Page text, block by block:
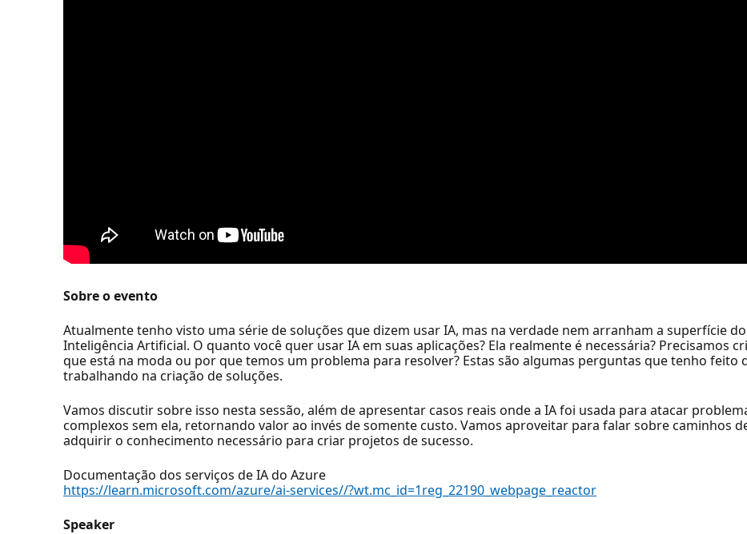
Sobre o evento
Atualmente tenho visto uma série de soluções que dizem usar IA, mas na verdade nem arranham a superfície
Inteligência Artificial. O quanto você quer usar IA em suas aplicações? Ela realmente é necessária? Precisamos
que está na moda ou por que temos um problema para resolver? Estas são algumas perguntas que tenho feito
trabalhando na criação de soluções.
Vamos discutir sobre isso nesta sessão, além de apresentar casos reais onde a IA foi usada para atacar
complexos sem ela, retornando valor ao invés de somente custo. Vamos aproveitar para falar sobre caminhos
adquirir o conhecimento necessário para criar projetos de sucesso.
Documentação dos serviços de IA do Azure
https://learn.microsoft.com/azure/ai-services//?wt.mc_id=1reg_22190_webpage_reactor
Speaker